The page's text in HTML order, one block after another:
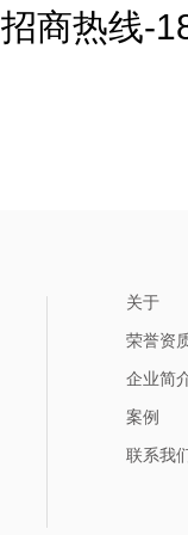
招商热线-
关于
荣誉资
企业简
案例
联系我